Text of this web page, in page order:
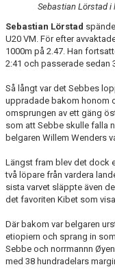
Sebastian Lörstad i
Sebastian Lörstad
U20 VM. För efter
1000m på 2.47. Han
2:41 och passerade sedan
Så långt var det Sebbes
uppradade bakom honom
omsprungen av ett gäng
som att Sebbe skulle falla
belgaren Willem Wenders
Längst fram blev det dock
två löpare från vardera
sista varvet släppte även
det favoriten Kibet som
Där bakom var belgaren
etiopiern och sprang in
Sebbe och norrmannn
med 38 hundradelars